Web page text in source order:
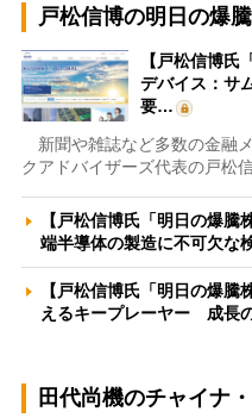
戸松信博の明日の爆
【戸松信博氏
デバイス：サ
要…
新聞や雑誌など多数の金融
クアドバイザーズ代表の戸松
【戸松信博氏「明日の爆
端半導体の製造に不可欠な
【戸松信博氏「明日の爆
えるキープレーヤー 成長
田代尚機のチャイナ